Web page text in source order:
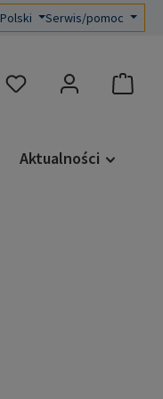
Polski Serwis/pomoc
Masz 0 przedmioty na
Aktualności